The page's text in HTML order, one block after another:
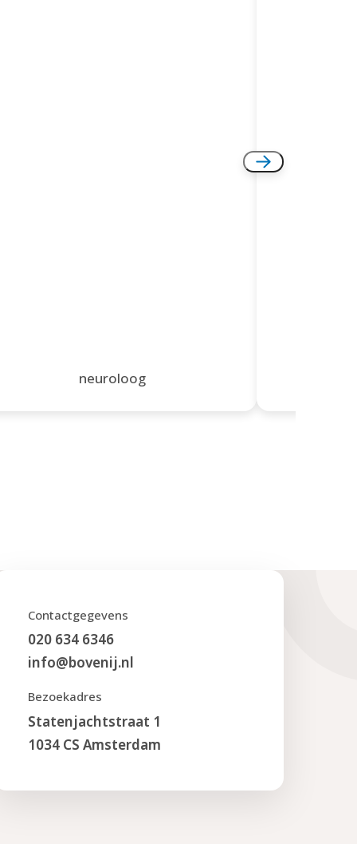
neuroloog
Contactgegevens
020 634 6346
info@bovenij.nl
Bezoekadres
Statenjachtstraat 1
1034 CS Amsterdam